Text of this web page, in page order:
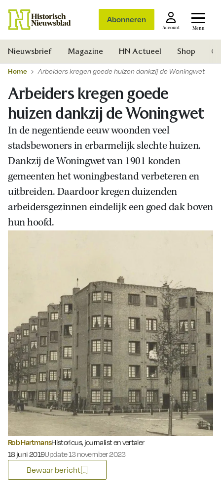
Abonneren
Account Menu
Zoek
Nieuwsbrief Magazine HN Actueel Shop
Home Arbeiders kregen goede huizen dankzij de Woningwet
Arbeiders kregen goede
huizen dankzij de Woningwet
In de negentiende eeuw woonden veel
stadsbewoners in erbarmelijk slechte huizen.
Dankzij de Woningwet van 1901 konden
gemeenten het woningbestand verbeteren en
uitbreiden. Daardoor kregen duizenden
arbeidersgezinnen eindelijk een goed dak boven
hun hoofd.
Rob HartmansHistoricus, journalist en vertaler
Gepubliceerd op:
18 juni 2019Update 13 november 2023
Bewaar bericht